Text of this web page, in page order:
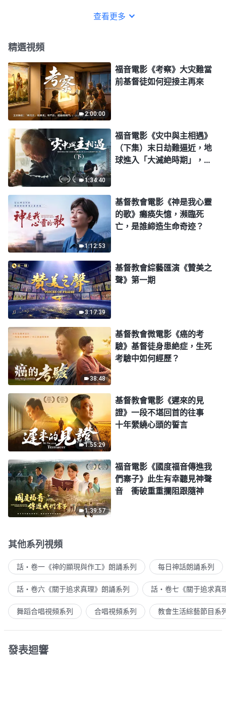
查看更多
精選視頻
2:00:00
福音電影《考察》大灾難當
前基督徒如何迎接主再來
1:34:40
福音電影《灾中與主相遇》
（下集）末日劫難逼近，地
球進入「大滅絶時期」，人
1:12:53
基督教會電影《神是我心靈
的歌》癱痪失憶，瀕臨死
亡，是誰締造生命奇迹？
3:17:39
基督教會綜藝匯演《贊美之
聲》第一期
38:48
基督教會微電影《癌的考
驗》基督徒身患絶症，生死
考驗中如何經歷？
1:55:29
基督教會電影《遲來的見
證》一段不堪回首的往事
十年縈繞心頭的誓言
1:39:57
福音電影《國度福音傳進我
們寨子》此生有幸聽見神聲
音 衝破重重攔阻跟隨神
其他系列視頻
話・卷一《神的顯現與作工》朗誦系列 每日神話朗誦系列
話・卷六《關于追求真理》朗誦系列 話・卷七《關于追求真
舞蹈合唱視頻系列 合唱視頻系列 教會生活綜藝節目系
發表迴響